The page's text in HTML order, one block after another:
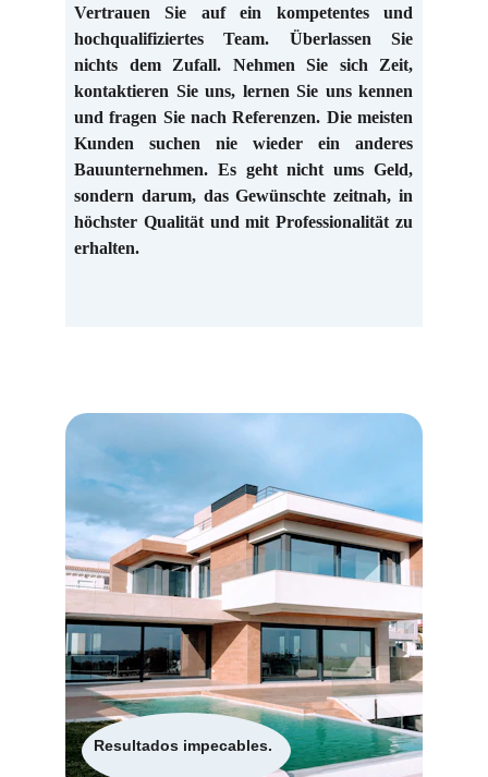
Vertrauen Sie auf ein kompetentes und
hochqualifiziertes Team. Überlassen Sie
nichts dem Zufall. Nehmen Sie sich Zeit,
kontaktieren Sie uns, lernen Sie uns kennen
und fragen Sie nach Referenzen. Die meisten
Kunden suchen nie wieder ein anderes
Bauunternehmen. Es geht nicht ums Geld,
sondern darum, das Gewünschte zeitnah, in
höchster Qualität und mit Professionalität zu
erhalten.
Resultados impecables.